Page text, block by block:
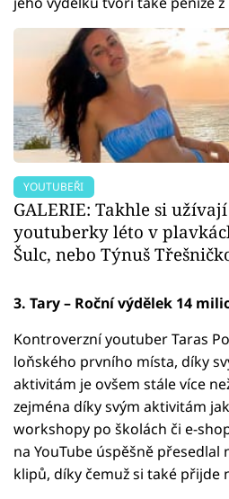
YOUTUBEŘI
GALERIE: Takhle si
youtuberky léto v
Šulc, nebo Týnuš
3. Tary – Roční výdělek 14
Kontroverzní youtuber Taras
loňského prvního místa, díky
aktivitám je ovšem stále více
zejména díky svým aktivitám
workshopy po školách či e-
na YouTube úspěšně
klipů, díky čemuž si také přijde